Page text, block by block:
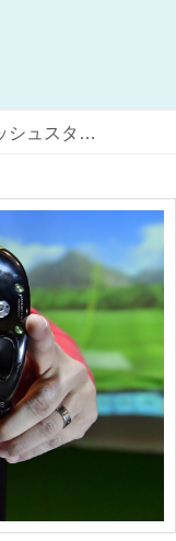
「エピックフラッシュスターとサブゼロ」「G410プラスとSFTとLST」などなど。“兄弟モデル”の選び方をギアオタクが考えた